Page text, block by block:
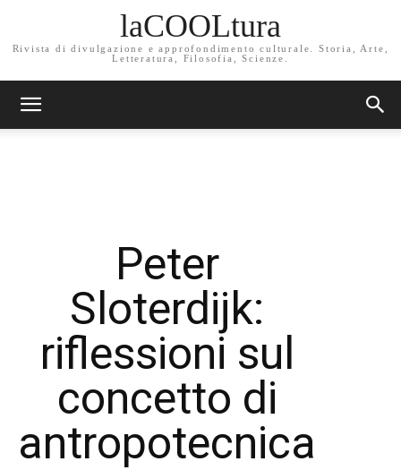
laCOOLtura
Rivista di divulgazione e approfondimento culturale. Storia, Arte,
Letteratura, Filosofia, Scienze.
Peter
Sloterdijk:
riflessioni sul
concetto di
antropotecnica